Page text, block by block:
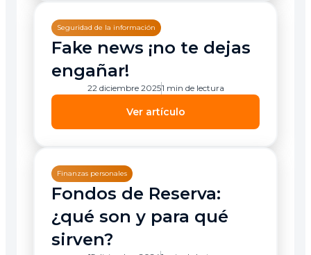
Seguridad de la información
Fake news ¡no te dejas
engañar!
Ver artículo
22 diciembre 20251 min de lectura
Finanzas personales
Fondos de Reserva:
¿qué son y para qué
sirven?